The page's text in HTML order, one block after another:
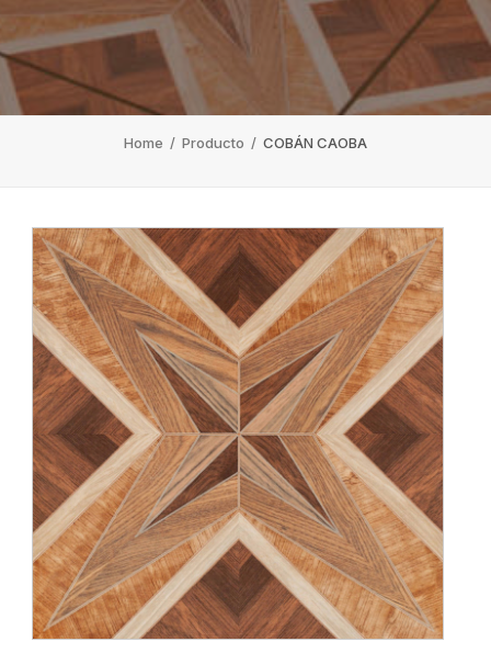
Home / Producto / COBÁN CAOBA